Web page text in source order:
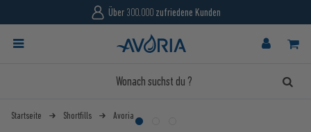
Über 300.000 zufriedene Kunden
Startseite Shortfills Avoria